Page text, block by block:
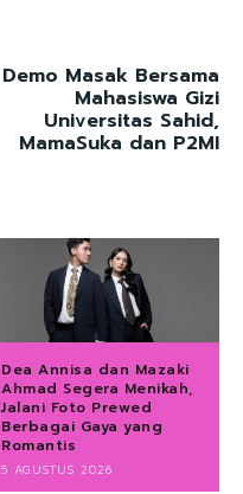
Demo Masak Bersama
Mahasiswa Gizi
Universitas Sahid,
MamaSuka dan P2MI
Dea Annisa dan Mazaki
Ahmad Segera Menikah,
Jalani Foto Prewed
Berbagai Gaya yang
Romantis
5 AGUSTUS 2026